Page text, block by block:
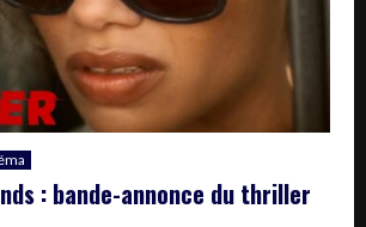
: bande-annonce du thriller